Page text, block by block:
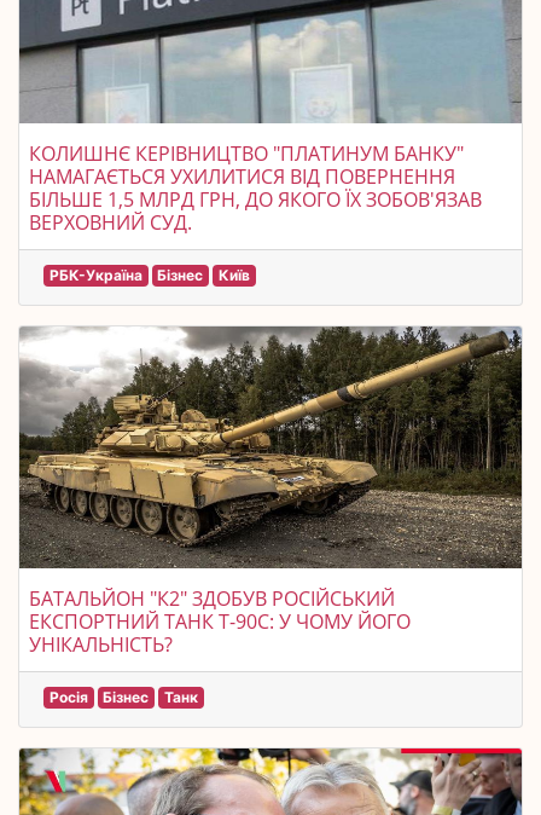
КОЛИШНЄ КЕРІВНИЦТВО "ПЛАТИНУМ БАНКУ"
НАМАГАЄТЬСЯ УХИЛИТИСЯ ВІД ПОВЕРНЕННЯ
БІЛЬШЕ 1,5 МЛРД ГРН, ДО ЯКОГО ЇХ ЗОБОВ'ЯЗАВ
ВЕРХОВНИЙ СУД.
РБК-Україна Бізнес Київ
БАТАЛЬЙОН "К2" ЗДОБУВ РОСІЙСЬКИЙ
ЕКСПОРТНИЙ ТАНК Т-90С: У ЧОМУ ЙОГО
УНІКАЛЬНІСТЬ?
Росія Бізнес Танк